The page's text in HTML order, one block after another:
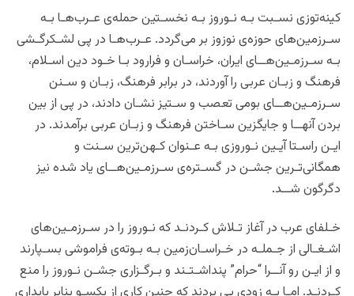
کینه‌توزی نسـبت بـه نـوروز بـه نخسـتین حمله‌ی عـرب‌هـا بـه
سـرزمین‌‌های حوزه‌ی نوزوز بر می‌گردد. عـرب‌هـا در پی لشـکرگـشی
بـه سـرزمـین‌هــای ایران، خراسـان و فرارود بـا خـود دین اسـلام،
فرهنگ و زبـان عربی را آوردند، در برابر فرهنگ، زبـان و سـنن
سـرزمـین‌هــای بومی‌ تعصب و سـتیز نشـان دادند، در پی از بین
بردن آنهــا و جایگزین سـاختن فرهنگ و زبـان عربی برآمدند. در
ایـن راسـتا آیـین نـوروزی بـه عـنوان کـهن‌ترین سـنت و
همگانی‌تـرین جشـن در گسـتره‌ی سـرزمـین‌هــای یاد شده نیز
دگرگون شــد.
خـلفای عرب در آغاز تـلاش کـردنـد که نـوروز را در سـرزمـین‌های
اشـغـالی از جـملـه در خـراسـان‌زمین بـه بـوته‌ی فراموشی بسـپارند
و از ایـن رو آنــرا “حرام” پنداشـتـند و بـرگـزاری جشـن نـوروز را منع